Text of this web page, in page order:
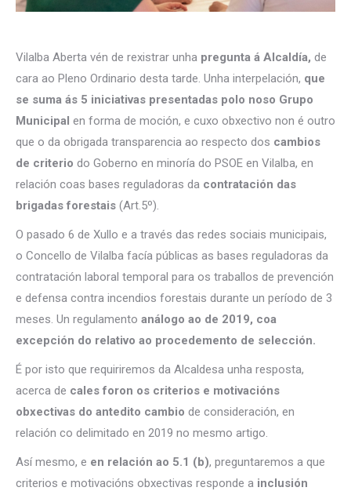
Vilalba Aberta vén de rexistrar unha pregunta á Alcaldía, de
cara ao Pleno Ordinario desta tarde. Unha interpelación, que
se suma ás 5 iniciativas presentadas polo noso Grupo
Municipal en forma de moción, e cuxo obxectivo non é outro
que o da obrigada transparencia ao respecto dos cambios
de criterio do Goberno en minoría do PSOE en Vilalba, en
relación coas bases reguladoras da contratación das
brigadas forestais (Art.5º).
O pasado 6 de Xullo e a través das redes sociais municipais,
o Concello de Vilalba facía públicas as bases reguladoras da
contratación laboral temporal para os traballos de prevención
e defensa contra incendios forestais durante un período de 3
meses. Un regulamento análogo ao de 2019, coa
excepción do relativo ao procedemento de selección.
É por isto que requiriremos da Alcaldesa unha resposta,
acerca de cales foron os criterios e motivacións
obxectivas do antedito cambio de consideración, en
relación co delimitado en 2019 no mesmo artigo.
Así mesmo, e en relación ao 5.1 (b), preguntaremos a que
criterios e motivacións obxectivas responde a inclusión